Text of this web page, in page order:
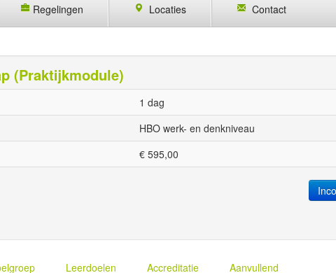
Regelingen Locaties Contact
(Praktijkmodule)
1 dag
HBO werk- en denkniveau
€595,00
Leerdoelen Accreditatie Aanvullend